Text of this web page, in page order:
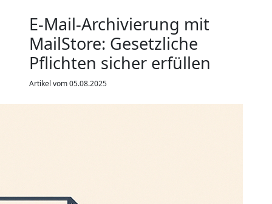
E-Mail-Archivierung mit
MailStore: Gesetzliche
Pflichten sicher erfüllen
Artikel vom 05.08.2025